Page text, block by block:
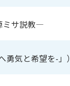
ミサ説教―
気と希望を-」）